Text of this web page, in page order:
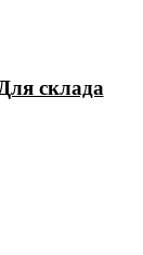
Для склада